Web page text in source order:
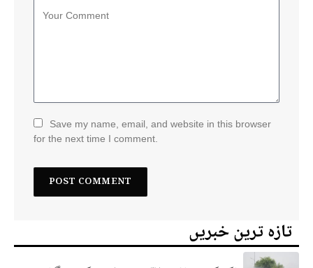
Save my name, email, and website in this browser
for the next time I comment.
تازہ ترین خبریں